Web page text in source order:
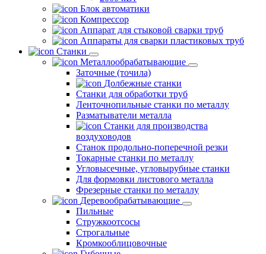
Блок автоматики
Компрессор
Аппарат для стыковой сварки труб
Аппараты для сварки пластиковых труб
Станки
Металлообрабатывающие
Заточные (точила)
Долбежные станки
Станки для обработки труб
Ленточнопильные станки по металлу
Разматыватели металла
Станки для производства
воздуховодов
Станок продольно-поперечной резки
Токарные станки по металлу
Угловысечные, угловырубные станки
Для формовки листового металла
Фрезерные станки по металлу
Деревообрабатывающие
Пильные
Стружкоотсосы
Строгальные
Кромкооблицовочные